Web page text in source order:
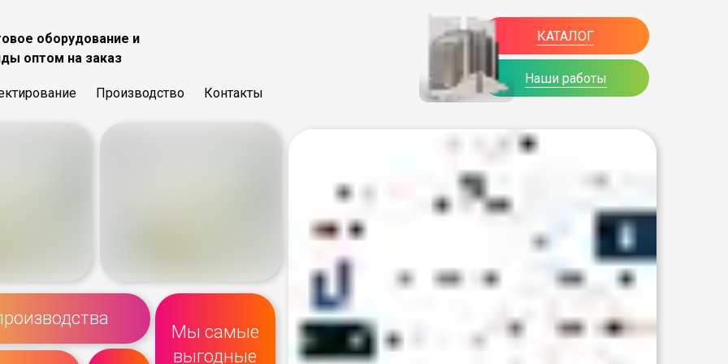
оборудование и
оптом на заказ
Производство Контакты
Наши работы
КАТАЛОГ
Мы самые
выгодные